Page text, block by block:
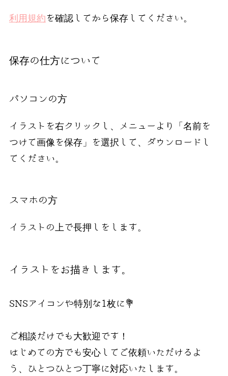
利用規約 を確認してから保存してください。
保存の仕方について
パソコンの方
イラストを右クリックし、メニューより「名前を
つけて画像を保存」を選択して、ダウンロードし
てください。
スマホの方
イラストの上で長押しをします。
イラストをお描きします。
SNSアイコンや特別な1枚に💐
ご相談だけでも大歓迎です！
はじめての方でも安心してご依頼いただけるよ
う、ひとつひとつ丁寧に対応いたします。